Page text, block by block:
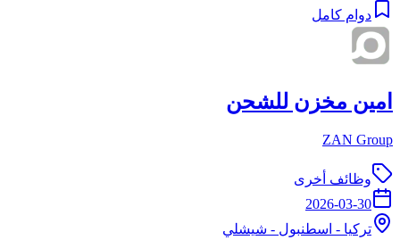
دوام كامل
امين مخزن للشحن
ZAN Group
وظائف أخرى
2026-03-30
تركيا - اسطنبول - شيشلي